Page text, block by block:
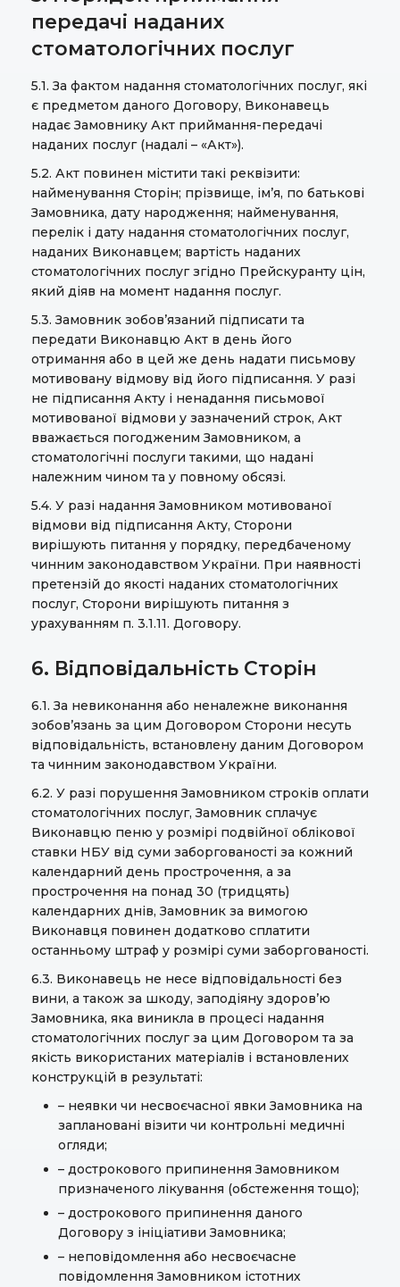
передачі наданих
стоматологічних послуг
5.1. За фактом надання стоматологічних послуг, які
є предметом даного Договору, Виконавець
надає Замовнику Акт приймання-передачі
наданих послуг (надалі – «Акт»).
5.2. Акт повинен містити такі реквізити:
найменування Сторін; прізвище, ім’я, по батькові
Замовника, дату народження; найменування,
перелік і дату надання стоматологічних послуг,
наданих Виконавцем; вартість наданих
стоматологічних послуг згідно Прейскуранту цін,
який діяв на момент надання послуг.
5.3. Замовник зобов’язаний підписати та
передати Виконавцю Акт в день його
отримання або в цей же день надати письмову
мотивовану відмову від його підписання. У разі
не підписання Акту і ненадання письмової
мотивованої відмови у зазначений строк, Акт
вважається погодженим Замовником, а
стоматологічні послуги такими, що надані
належним чином та у повному обсязі.
5.4. У разі надання Замовником мотивованої
відмови від підписання Акту, Сторони
вирішують питання у порядку, передбаченому
чинним законодавством України. При наявності
претензій до якості наданих стоматологічних
послуг, Сторони вирішують питання з
урахуванням п. 3.1.11. Договору.
6. Відповідальність Сторін
6.1. За невиконання або неналежне виконання
зобов’язань за цим Договором Сторони несуть
відповідальність, встановлену даним Договором
та чинним законодавством України.
6.2. У разі порушення Замовником строків оплати
стоматологічних послуг, Замовник сплачує
Виконавцю пеню у розмірі подвійної облікової
ставки НБУ від суми заборгованості за кожний
календарний день прострочення, а за
прострочення на понад 30 (тридцять)
календарних днів, Замовник за вимогою
Виконавця повинен додатково сплатити
останньому штраф у розмірі суми заборгованості.
6.3. Виконавець не несе відповідальності без
вини, а також за шкоду, заподіяну здоров’ю
Замовника, яка виникла в процесі надання
стоматологічних послуг за цим Договором та за
якість використаних матеріалів і встановлених
конструкцій в результаті:
– неявки чи несвоєчасної явки Замовника на
заплановані візити чи контрольні медичні
огляди;
– дострокового припинення Замовником
призначеного лікування (обстеження тощо);
– дострокового припинення даного
Договору з ініціативи Замовника;
– неповідомлення або несвоєчасне
повідомлення Замовником істотних